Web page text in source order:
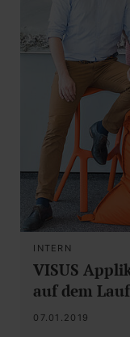
INTERN
VISUS
auf dem
07.01.2019